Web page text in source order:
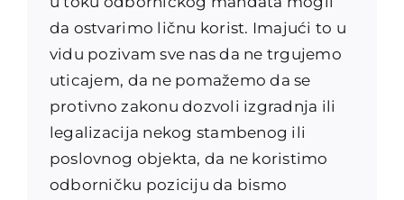
da ostvarimo ličnu korist. Imajući to u
vidu pozivam sve nas da ne trgujemo
uticajem, da ne pomažemo da se
protivno zakonu dozvoli izgradnja ili
legalizacija nekog stambenog ili
poslovnog objekta, da ne koristimo
odborničku poziciju da bismo